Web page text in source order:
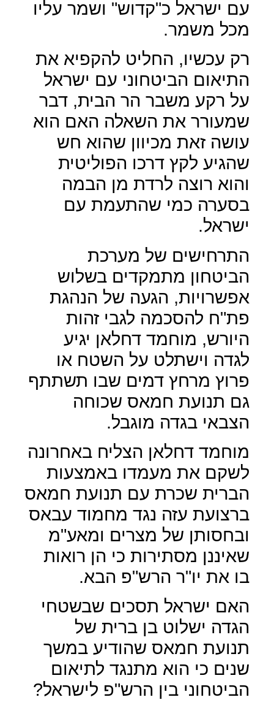
עם ישראל כ"קדוש" ושמר עליו
מכל משמר.
רק עכשיו, החליט להקפיא את
התיאום הביטחוני עם ישראל
על רקע משבר הר הבית, דבר
שמעורר את השאלה האם הוא
עושה זאת מכיוון שהוא חש
שהגיע לקץ דרכו הפוליטית
והוא רוצה לרדת מן הבמה
בסערה כמי שהתעמת עם
ישראל.
התרחישים של מערכת
הביטחון מתמקדים בשלוש
אפשרויות, הגעה של הנהגת
פת"ח להסכמה לגבי זהות
היורש, מוחמד דחלאן יגיע
לגדה וישתלט על השטח או
פרוץ מרחץ דמים שבו תשתתף
גם תנועת חמאס שכוחה
הצבאי בגדה מוגבל.
מוחמד דחלאן הצליח באחרונה
לשקם את מעמדו באמצעות
הברית שכרת עם תנועת חמאס
ברצועת עזה נגד מחמוד עבאס
ובחסותן של מצרים ומאע"מ
שאיננן מסתירות כי הן רואות
בו את יו"ר הרש"פ הבא.
האם ישראל תסכים שבשטחי
הגדה ישלוט בן ברית של
תנועת חמאס שהודיע במשך
שנים כי הוא מתנגד לתיאום
הביטחוני בין הרש"פ לישראל?